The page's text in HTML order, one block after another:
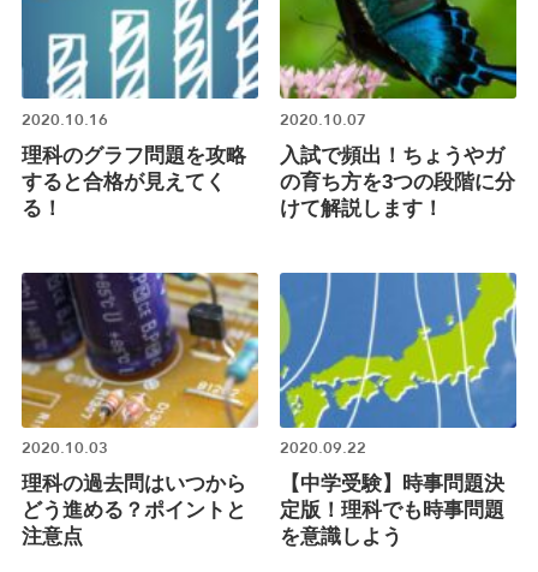
2020.10.16
理科のグラフ問題を攻略
すると合格が見えてく
る！
2020.10.07
入試で頻出！ちょうやガ
の育ち方を3つの段階に分
けて解説します！
2020.10.03
理科の過去問はいつから
どう進める？ポイントと
注意点
2020.09.22
【中学受験】時事問題決
定版！理科でも時事問題
を意識しよう